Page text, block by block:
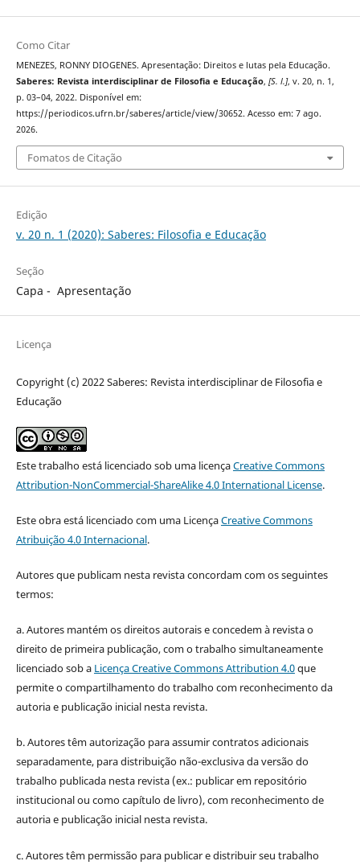
Como Citar
MENEZES, RONNY DIOGENES. Apresentação: Direitos e lutas pela Educação.
Saberes: Revista interdisciplinar de Filosofia e Educação, [S. l.], v. 20, n. 1,
p. 03–04, 2022. Disponível em:
https://periodicos.ufrn.br/saberes/article/view/30652. Acesso em: 7 ago.
2026.
Fomatos de Citação
Edição
v. 20 n. 1 (2020): Saberes: Filosofia e Educação
Seção
Capa - Apresentação
Licença
Copyright (c) 2022 Saberes: Revista interdisciplinar de Filosofia e
Educação
Este trabalho está licenciado sob uma licençaCreative Commons
Attribution-NonCommercial-ShareAlike 4.0 International License.
Este obra está licenciado com uma LicençaCreative Commons
Atribuição 4.0 Internacional.
Autores que publicam nesta revista concordam com os seguintes
termos:
a. Autores mantém os direitos autorais e concedem à revista o
direito de primeira publicação, com o trabalho simultaneamente
licenciado sob a Licença Creative Commons Attribution 4.0que
permite o compartilhamento do trabalho com reconhecimento da
autoria e publicação inicial nesta revista.
b. Autores têm autorização para assumir contratos adicionais
separadamente, para distribuição não-exclusiva da versão do
trabalho publicada nesta revista (ex.: publicar em repositório
institucional ou como capítulo de livro), com reconhecimento de
autoria e publicação inicial nesta revista.
c. Autores têm permissão para publicar e distribuir seu trabalho